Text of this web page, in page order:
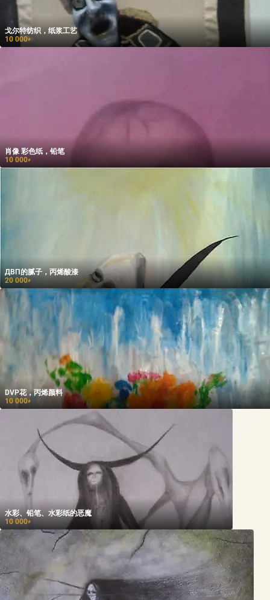
戈尔特纺织，纸浆工艺
10 000₽
肖像 彩色纸，铅笔
10 000₽
ДВП的腻子，丙烯酸漆
20 000₽
DVP花，丙烯颜料
10 000₽
水彩、铅笔、水彩纸的恶魔
10 000₽